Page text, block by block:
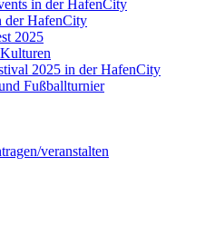
in der HafenCity
der HafenCity
2025
2025 in der HafenCity
Fußballturnier
veranstalten